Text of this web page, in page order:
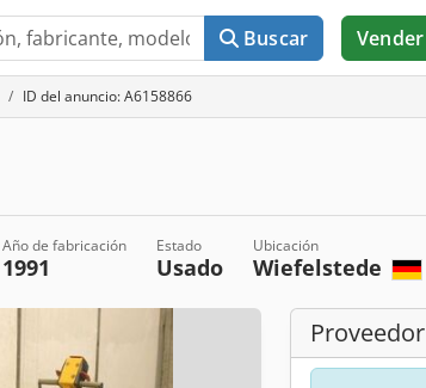
Buscar Vender
ID del anuncio: A6158866
Año de fabricación
1991
Estado
Usado
Ubicación
Wiefelstede
Proveedor